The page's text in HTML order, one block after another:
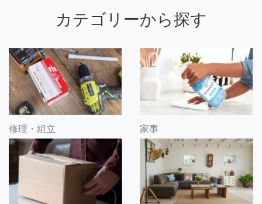
カテゴリーから探す
修理・組立 家事